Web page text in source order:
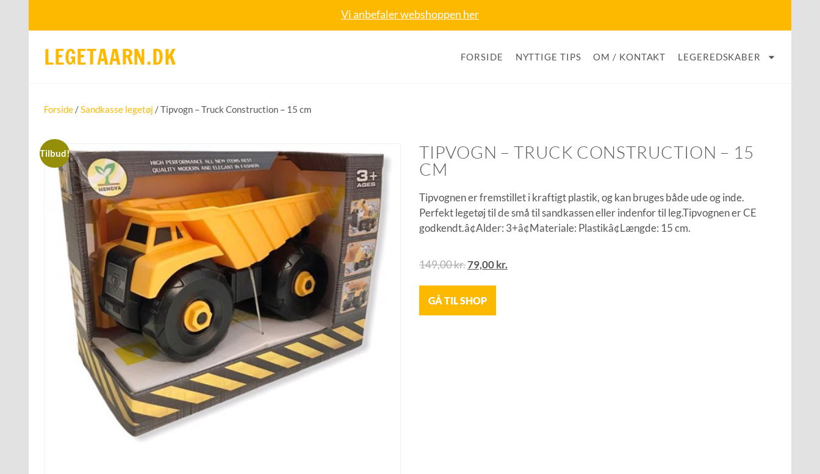
Vi anbefaler webshoppen her
LEGETAARN.DK FORSIDE NYTTIGE TIPS OM / KONTAKT LEGEREDSKABER
Forside /Sandkasse legetøj / Tipvogn – Truck Construction – 15 cm
Tilbud!
TIPVOGN – TRUCK CONSTRUCTION – 15
CM
Tipvognen er fremstillet i kraftigt plastik, og kan bruges både ude og inde.
Perfekt legetøj til de små til sandkassen eller indenfor til leg.Tipvognen er CE
godkendt.â¢Alder: 3+â¢Materiale: Plastikâ¢Længde: 15 cm.
149,00kr.79,00kr.
GÅ TIL SHOP